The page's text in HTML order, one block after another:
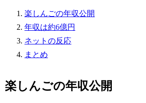
楽しんごの年収公開
年収は約6億円
ネットの反応
まとめ
楽しんごの年収公開